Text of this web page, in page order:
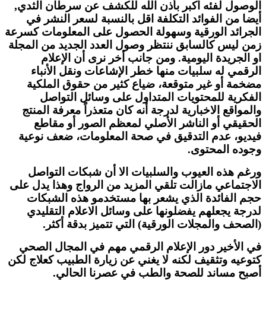
الوصول لفئه اكبر بأذن الله للكشف عن سرطان الثدي,
أيضا من الفوائد التكلفة اقل بالنسبة لسعر النشر في
الجرائد الورقية وسهولة الحصول على المعلومات كسرعة
زمن ليس كالسابق ننتظر وصول العدد الجديد من المجلة
او الجريدة اليومية. ومن جانب أخر نرى أن الإعلام
الرقمي له سلبيات منها خطر الإشاعات ونقل الأنباء
مضخمة أو غير متوقعة، ضياع كثير من حقوق الملكية
الفكرية للمحتويات المتداول على وسائل التواصل
والمواقع الاخبارية لدرجة أنه كان متعذراً معرفة المنتج
الحقيقي أو الناشر الأصلي لمعظم الصور أو مقاطع
فيديو، عدم التدقيق في صحة المعلومات، ضعف نوعية
وجوده المحتوى.
ورغم هذه العيوب والسلبيات الا أن شبكات التواصل
الاجتماعي مازالت تلقي المزيد من الرواج وهذا يدل على
حجم الفائدة الذي يشعر بها مستخدمو هذه الشبكات
لدرجة يجعلهم يفضلونها على وسائل الاعلام التقليدي
(الصحف والمجلات الورقية) التي تتميز بدقة أكثر.
في الأخير دور الإعلام الرقمي مهم في المجال الصحي
كتوعيه وتثقيف لكنه لا يغني عن زيارة الطبيب كعلاج لكن
أصبح مساند للصحة والطب في عصرنا الحالي.